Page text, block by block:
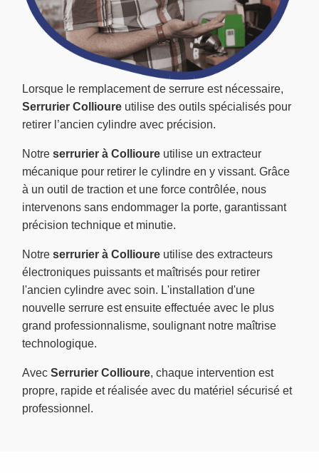
Lorsque le remplacement de serrure est nécessaire,
Serrurier Collioure utilise des outils spécialisés pour
retirer l’ancien cylindre avec précision.
Notre serrurier à Collioure utilise un extracteur
mécanique pour retirer le cylindre en y vissant. Grâce
à un outil de traction et une force contrôlée, nous
intervenons sans endommager la porte, garantissant
précision technique et minutie.
Notre serrurier à Collioure utilise des extracteurs
électroniques puissants et maîtrisés pour retirer
l'ancien cylindre avec soin. L'installation d'une
nouvelle serrure est ensuite effectuée avec le plus
grand professionnalisme, soulignant notre maîtrise
technologique.
Avec Serrurier Collioure, chaque intervention est
propre, rapide et réalisée avec du matériel sécurisé et
professionnel.